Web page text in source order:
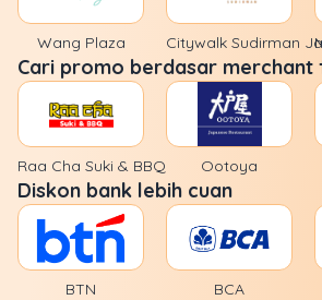
Wang Plaza Citywalk Sudirman
Cari promo berdasar
Raa Cha Suki & BBQ Ootoya
Diskon bank lebih cuan
BTN BCA